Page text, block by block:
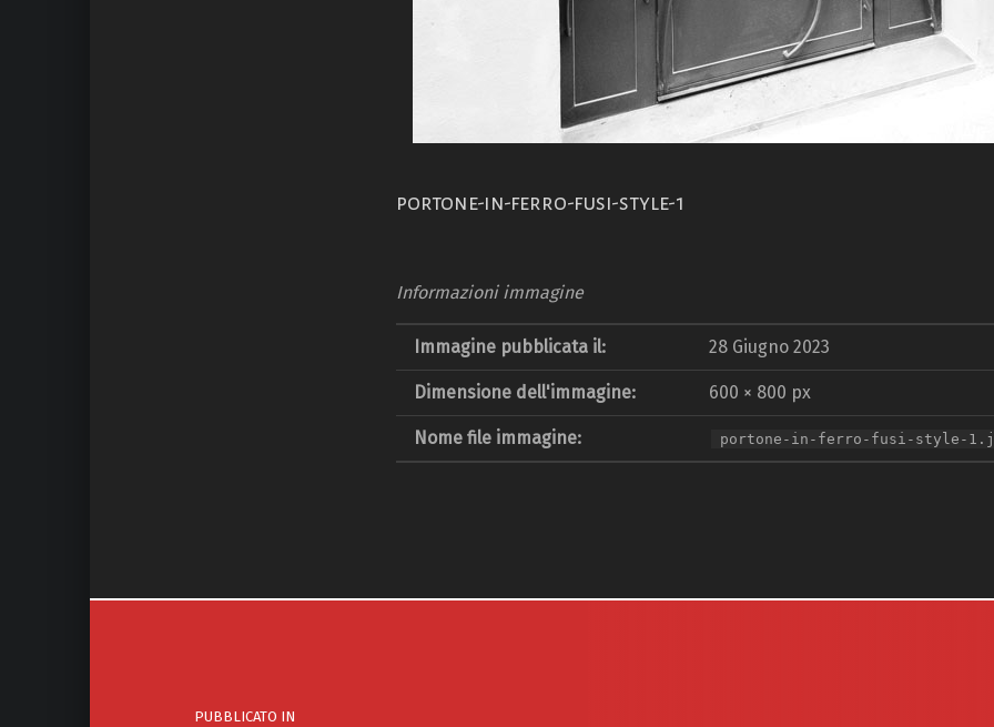
portone-in-ferro-fusi-style-1
Informazioni immagine
Immagine pubblicata il: 28 Giugno 2023
Dimensione dell'immagine: 600 × 800 px
Nome file immagine: portone-in-ferro-fusi-style-
Navigazione articoli
PUBBLICATO IN